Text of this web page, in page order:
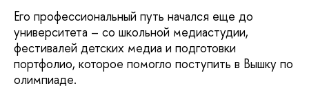
Его профессиональный путь начался еще до
университета – со школьной медиастудии,
фестивалей детских медиа и подготовки
портфолио, которое помогло поступить в Вышку по
олимпиаде.